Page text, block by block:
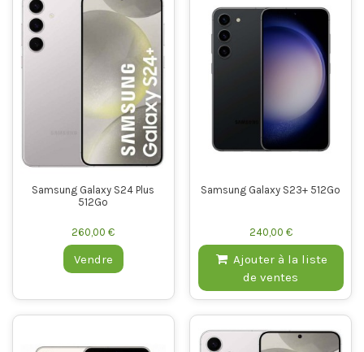
Samsung Galaxy S24 Plus
512Go
260,00 €
Vendre
Samsung Galaxy S23+ 512Go
240,00 €
Ajouter à la liste
de ventes